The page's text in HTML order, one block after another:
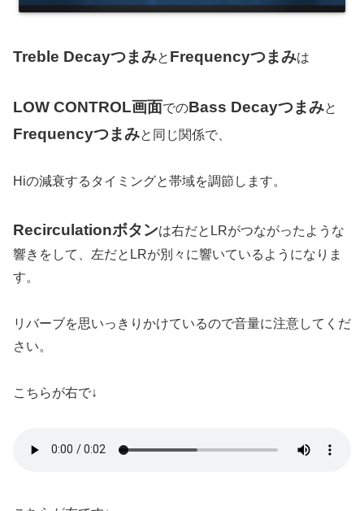
Treble Decayつまみと Frequencyつまみは
LOW CONTROL画面でのBass Decayつまみと
Frequencyつまみと同じ関係で、
Hiの減衰するタイミングと帯域を調節します。
Recirculationボタンは右だとLRがつながったような
響きをして、左だとLRが別々に響いているようになりま
す。
リバーブを思いっきりかけているので音量に注意してくだ
さい。
こちらが右で↓